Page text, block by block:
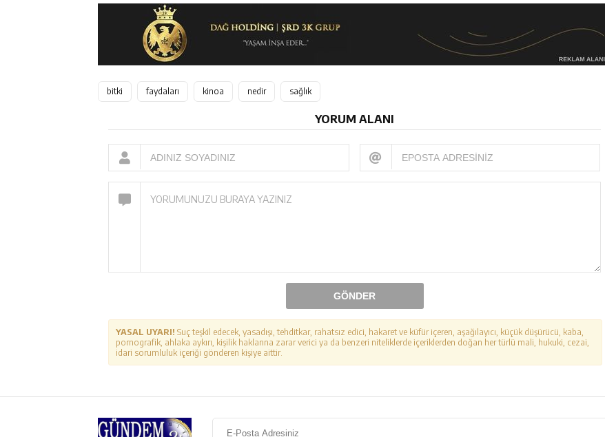
bitki faydaları kinoa nedir sağlık
YORUM ALANI
GÖNDER
YASAL UYARI! Suç teşkil edecek, yasadışı, tehditkar, rahatsız edici, hakaret ve küfür içeren, aşağılayıcı, küçük düşürücü, kaba,
pornografik, ahlaka aykırı, kişilik haklarına zarar verici ya da benzeri niteliklerde içeriklerden doğan her türlü mali, hukuki, cezai,
idari sorumluluk içeriği gönderen kişiye aittir.